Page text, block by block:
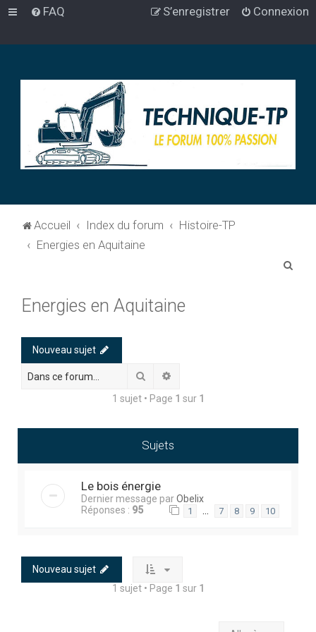
FAQ Connexion
S’enregistrer
Accueil Index du forum
Histoire-TP
Energies en Aquitaine
Energies en Aquitaine
Nouveau sujet
Rechercher
1 sujet • Page 1 sur 1
Sujets
Le bois énergie
Dernier message parObelix
Réponses : 95 1 … 7 8 9 10
Nouveau sujet
1 sujet • Page 1 sur 1